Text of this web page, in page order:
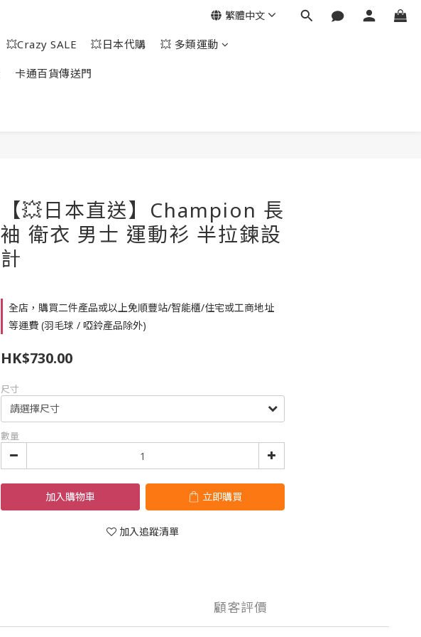
💥Crazy SALE 💥日本代購 💥 多類運動
卡通百貨傳送門
繁體中文
【💥日本直送】Champion 長
袖 衛衣 男士 運動衫 半拉鍊設
計
全店，購買二件產品或以上免順豐站/智能櫃/住宅或工商地址
等運費 (羽毛球 / 啞鈴產品除外)
HK$730.00
尺寸
數量
加入購物車 立即購買
加入追蹤清單
顧客評價